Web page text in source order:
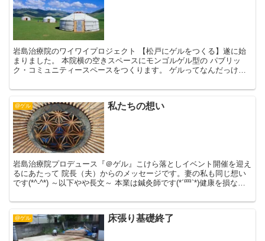
岩島治療院のワイワイプロジェクト 【松戸にゲルをつくる】遂に始
まりました。 本院横の空きスペースにモンゴルゲル型の パブリッ
ク・コミュニティースペースをつくります。 ゲルってなんだっけ？
@ゲル 私たちの想い
岩島治療院プロデュース『＠ゲル』こけら落としイベント開催を迎え
るにあたって 院長（夫）からのメッセージです。妻の私も同じ想い
です(*^-^*) ～以下やや長文～ 本業は鍼灸師です(*´罒`*)健康を損なっ
@ゲル 床張り基礎終了